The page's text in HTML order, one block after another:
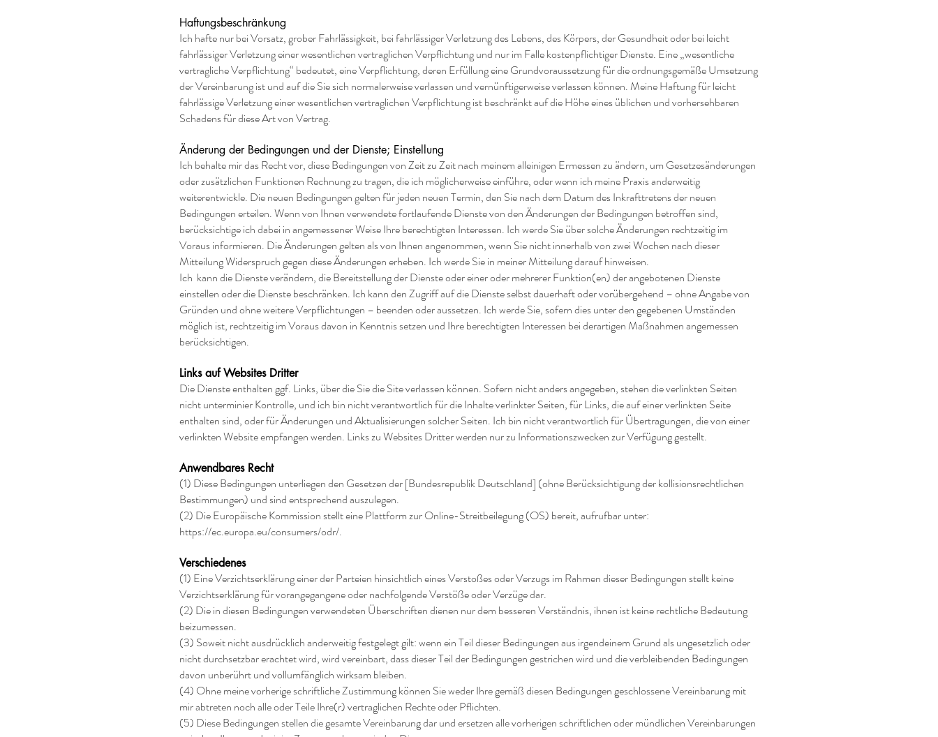
Haftungsbeschränkung
Ich hafte nur bei Vorsatz, grober Fahrlässigkeit, bei fahrlässiger Verletzung des Lebens, des Körpers, der Gesundheit oder bei leicht
fahrlässiger Verletzung einer wesentlichen vertraglichen Verpflichtung und nur im Falle kostenpflichtiger Dienste. Eine „wesentliche
vertragliche Verpflichtung“ bedeutet, eine Verpflichtung, deren Erfüllung eine Grundvoraussetzung für die ordnungsgemäße Umsetzung
der Vereinbarung ist und auf die Sie sich normalerweise verlassen und vernünftigerweise verlassen können. Meine Haftung für leicht
fahrlässige Verletzung einer wesentlichen vertraglichen Verpflichtung ist beschränkt auf die Höhe eines üblichen und vorhersehbaren
Schadens für diese Art von Vertrag.
Änderung der Bedingungen und der Dienste; Einstellung
Ich behalte mir das Recht vor, diese Bedingungen von Zeit zu Zeit nach meinem alleinigen Ermessen zu ändern, um Gesetzesänderungen
oder zusätzlichen Funktionen Rechnung zu tragen, die ich möglicherweise einführe, oder wenn ich meine Praxis anderweitig
weiterentwickle. Die neuen Bedingungen gelten für jeden neuen Termin, den Sie nach dem Datum des Inkrafttretens der neuen
Bedingungen erteilen. Wenn von Ihnen verwendete fortlaufende Dienste von den Änderungen der Bedingungen betroffen sind,
berücksichtige ich dabei in angemessener Weise Ihre berechtigten Interessen. Ich werde Sie über solche Änderungen rechtzeitig im
Voraus informieren. Die Änderungen gelten als von Ihnen angenommen, wenn Sie nicht innerhalb von zwei Wochen nach dieser
Mitteilung Widerspruch gegen diese Änderungen erheben. Ich werde Sie in meiner Mitteilung darauf hinweisen.
Ich kann die Dienste verändern, die Bereitstellung der Dienste oder einer oder mehrerer Funktion(en) der angebotenen Dienste
einstellen oder die Dienste beschränken. Ich kann den Zugriff auf die Dienste selbst dauerhaft oder vorübergehend – ohne Angabe von
Gründen und ohne weitere Verpflichtungen – beenden oder aussetzen. Ich werde Sie, sofern dies unter den gegebenen Umständen
möglich ist, rechtzeitig im Voraus davon in Kenntnis setzen und Ihre berechtigten Interessen bei derartigen Maßnahmen angemessen
berücksichtigen.
Links auf Websites Dritter
Die Dienste enthalten ggf. Links, über die Sie die Site verlassen können. Sofern nicht anders angegeben, stehen die verlinkten Seiten
nicht unterminier Kontrolle, und ich bin nicht verantwortlich für die Inhalte verlinkter Seiten, für Links, die auf einer verlinkten Seite
enthalten sind, oder für Änderungen und Aktualisierungen solcher Seiten. Ich bin nicht verantwortlich für Übertragungen, die von einer
verlinkten Website empfangen werden. Links zu Websites Dritter werden nur zu Informationszwecken zur Verfügung gestellt.
Anwendbares Recht
(1) Diese Bedingungen unterliegen den Gesetzen der [Bundesrepublik Deutschland] (ohne Berücksichtigung der kollisionsrechtlichen
Bestimmungen) und sind entsprechend auszulegen.
(2) Die Europäische Kommission stellt eine Plattform zur Online-Streitbeilegung (OS) bereit, aufrufbar unter:
https://ec.europa.eu/consumers/odr/.
Verschiedenes
(1) Eine Verzichtserklärung einer der Parteien hinsichtlich eines Verstoßes oder Verzugs im Rahmen dieser Bedingungen stellt keine
Verzichtserklärung für vorangegangene oder nachfolgende Verstöße oder Verzüge dar.
(2) Die in diesen Bedingungen verwendeten Überschriften dienen nur dem besseren Verständnis, ihnen ist keine rechtliche Bedeutung
beizumessen.
(3) Soweit nicht ausdrücklich anderweitig festgelegt gilt: wenn ein Teil dieser Bedingungen aus irgendeinem Grund als ungesetzlich oder
nicht durchsetzbar erachtet wird, wird vereinbart, dass dieser Teil der Bedingungen gestrichen wird und die verbleibenden Bedingungen
davon unberührt und vollumfänglich wirksam bleiben.
(4) Ohne meine vorherige schriftliche Zustimmung können Sie weder Ihre gemäß diesen Bedingungen geschlossene Vereinbarung mit
mir abtreten noch alle oder Teile Ihre(r) vertraglichen Rechte oder Pflichten.
(5) Diese Bedingungen stellen die gesamte Vereinbarung dar und ersetzen alle vorherigen schriftlichen oder mündlichen Vereinbarungen